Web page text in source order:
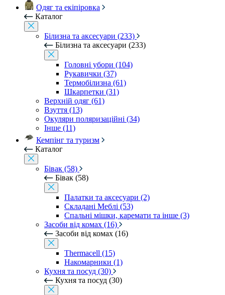
Одяг та екіпіровка
Каталог
Білизна та аксесуари (233)
Білизна та аксесуари (233)
Головні убори (104)
Рукавички (37)
Термобілизна (61)
Шкарпетки (31)
Верхній одяг (61)
Взуття (13)
Окуляри поляризаційні (34)
Інше (11)
Кемпінг та туризм
Каталог
Бівак (58)
Бівак (58)
Палатки та аксесуари (2)
Складані Меблі (53)
Спальні мішки, каремати та інше (3)
Засоби від комах (16)
Засоби від комах (16)
Thermacell (15)
Накомарники (1)
Кухня та посуд (30)
Кухня та посуд (30)